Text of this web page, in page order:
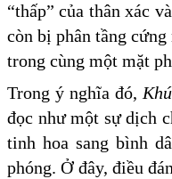
“thấp” của thân xác
còn bị phân tầng
trong cùng một mặt
Trong ý nghĩa đó,
đọc như một sự dịch
tinh hoa sang bình
phóng. Ở đây, điều